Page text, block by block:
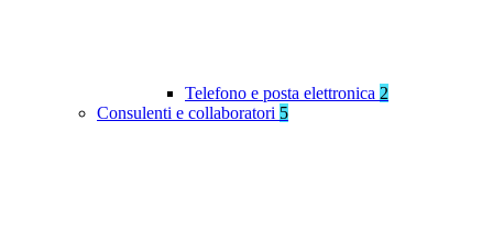
Telefono e posta elettronica 2
Consulenti e collaboratori 5